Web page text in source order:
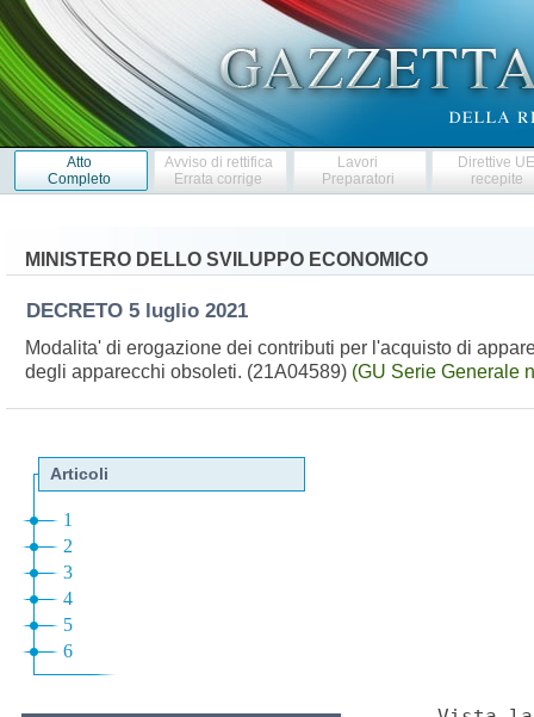
Atto
Completo
Avviso di rettifica
Errata corrige
Lavori
Preparatori
Direttive
recepite
MINISTERO DELLO SVILUPPO ECONOMICO
DECRETO 5 luglio 2021
Modalita' di erogazione dei contributi per l'acquisto di
degli apparecchi obsoleti. (21A04589) (GU Serie Generale